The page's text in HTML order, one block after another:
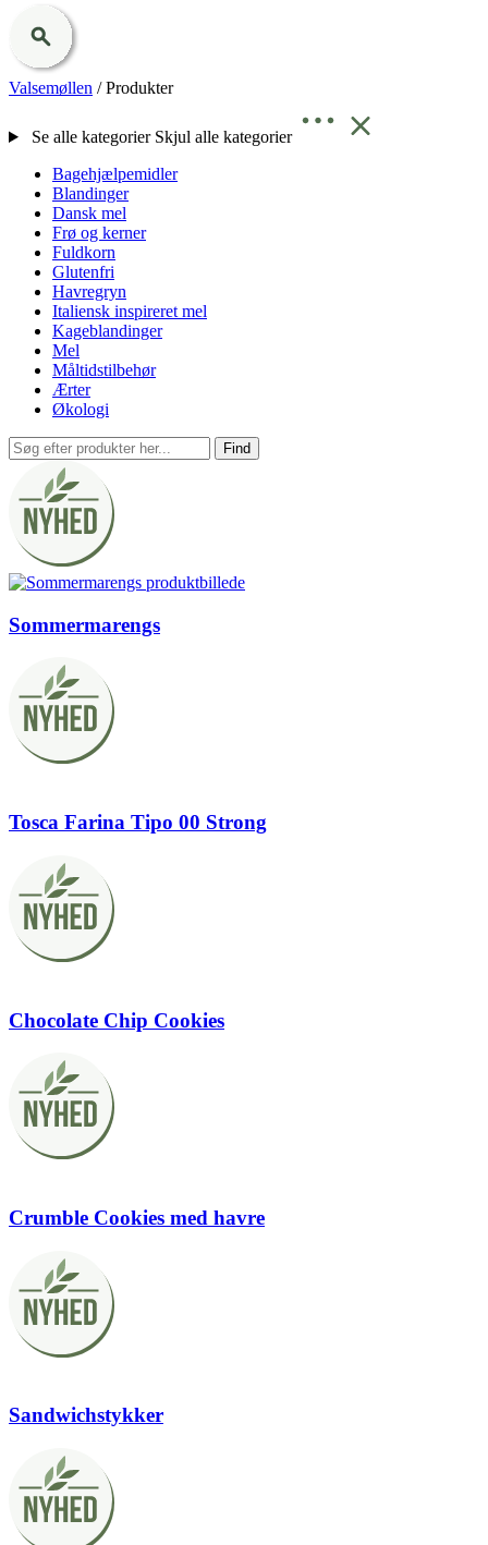
Valsemøllen /Produkter
Se alle kategorier Skjul alle kategorier
Bagehjælpemidler
Blandinger
Dansk mel
Frø og kerner
Fuldkorn
Glutenfri
Havregryn
Italiensk inspireret mel
Kageblandinger
Mel
Måltidstilbehør
Ærter
Økologi
Find
Sommermarengs
Tosca Farina Tipo 00 Strong
Chocolate Chip Cookies
Crumble Cookies med havre
Sandwichstykker